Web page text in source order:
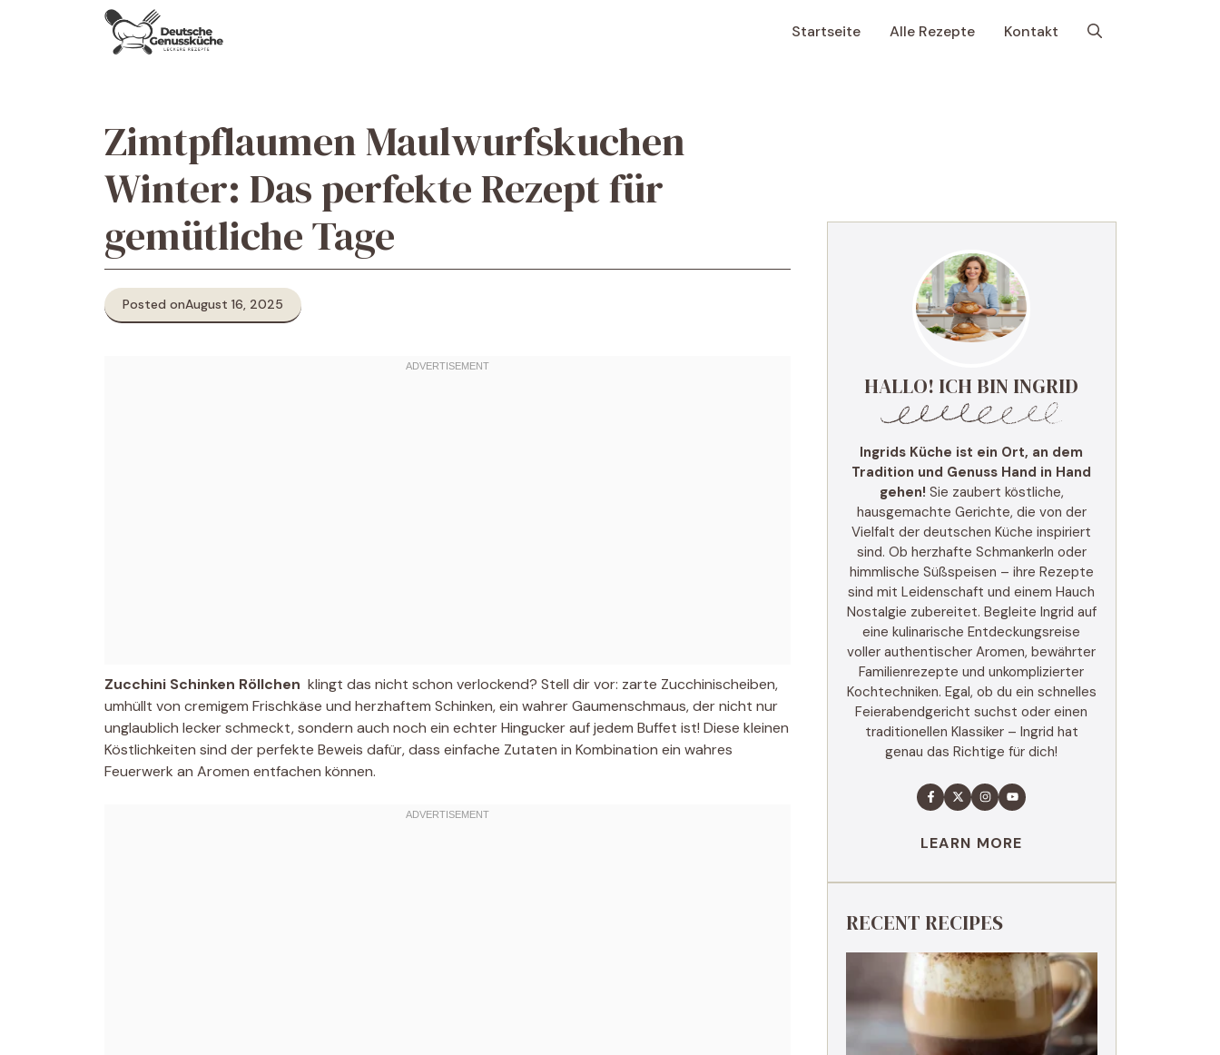
Startseite Alle Rezepte Kontakt
Zimtpflaumen Maulwurfskuchen
Winter: Das perfekte Rezept für
gemütliche Tage
Posted onAugust 16, 2025
Zucchini Schinken Röllchen  klingt das nicht schon verlockend? Stell dir vor: zarte Zucchinischeiben,
umhüllt von cremigem Frischkäse und herzhaftem Schinken, ein wahrer Gaumenschmaus, der nicht nur
unglaublich lecker schmeckt, sondern auch noch ein echter Hingucker auf jedem Buffet ist! Diese kleinen
Köstlichkeiten sind der perfekte Beweis dafür, dass einfache Zutaten in Kombination ein wahres
Feuerwerk an Aromen entfachen können.
HALLO! ICH BIN INGRID
Ingrids Küche ist ein Ort, an dem
Tradition und Genuss Hand in Hand
gehen! Sie zaubert köstliche,
hausgemachte Gerichte, die von der
Vielfalt der deutschen Küche inspiriert
sind. Ob herzhafte Schmankerln oder
himmlische Süßspeisen – ihre Rezepte
sind mit Leidenschaft und einem Hauch
Nostalgie zubereitet. Begleite Ingrid auf
eine kulinarische Entdeckungsreise
voller authentischer Aromen, bewährter
Familienrezepte und unkomplizierter
Kochtechniken. Egal, ob du ein schnelles
Feierabendgericht suchst oder einen
traditionellen Klassiker – Ingrid hat
genau das Richtige für dich!
LEARN MORE
RECENT RECIPES